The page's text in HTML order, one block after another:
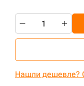
Нашли дешевле?